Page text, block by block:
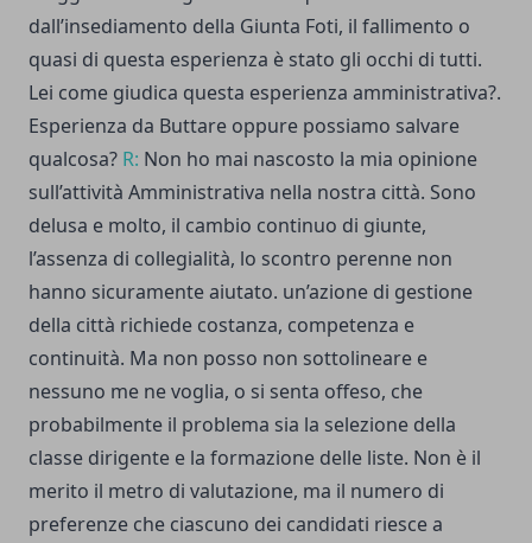
dall’insediamento della Giunta Foti, il fallimento o
quasi di questa esperienza è stato gli occhi di tutti.
Lei come giudica questa esperienza amministrativa?.
Esperienza da Buttare oppure possiamo salvare
qualcosa? R: Non ho mai nascosto la mia opinione
sull’attività Amministrativa nella nostra città. Sono
delusa e molto, il cambio continuo di giunte,
l’assenza di collegialità, lo scontro perenne non
hanno sicuramente aiutato. un’azione di gestione
della città richiede costanza, competenza e
continuità. Ma non posso non sottolineare e
nessuno me ne voglia, o si senta offeso, che
probabilmente il problema sia la selezione della
classe dirigente e la formazione delle liste. Non è il
merito il metro di valutazione, ma il numero di
preferenze che ciascuno dei candidati riesce a